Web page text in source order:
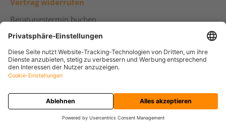
KOSTENLOSE BERATUNG
Vertrag widerrufen
Beratungstermin buchen
© 2026Duschenmarkt GmbH